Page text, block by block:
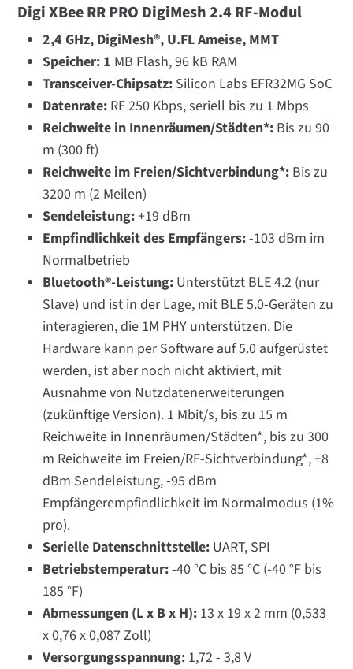
Digi XBee RR PRO DigiMesh 2.4 RF-Modul
2,4 GHz, DigiMesh®, U.FLAmeise, MMT
Speicher: 1 MB Flash, 96 kB RAM
Transceiver-Chipsatz: Silicon Labs EFR32MG SoC
Datenrate: RF 250 Kbps, seriell bis zu 1 Mbps
Reichweite in Innenräumen/Städten*: Bis zu 90
m (300 ft)
Reichweite im Freien/Sichtverbindung*: Bis zu
3200 m (2 Meilen)
Sendeleistung:+19 dBm
Empfindlichkeit des Empfängers:-103 dBm im
Normalbetrieb
Bluetooth®-Leistung: Unterstützt BLE 4.2 (nur
Slave) und ist in der Lage, mit BLE 5.0-Geräten zu
interagieren, die 1M PHY unterstützen. Die
Hardware kann per Software auf 5.0 aufgerüstet
werden, ist aber noch nicht aktiviert, mit
Ausnahme von Nutzdatenerweiterungen
(zukünftige Version). 1 Mbit/s, bis zu 15 m
Reichweite in Innenräumen/Städten*, bis zu 300
m Reichweite im Freien/RF-Sichtverbindung*, +8
dBm Sendeleistung, -95 dBm
Empfängerempfindlichkeit im Normalmodus (1%
pro).
Serielle Datenschnittstelle: UART, SPI
Betriebstemperatur:-40 °C bis 85 °C (-40 °F bis
185 °F)
Abmessungen (L x B x H): 13 x 19 x 2 mm (0,533
x 0,76 x 0,087 Zoll)
Versorgungsspannung: 1,72 - 3,8 V